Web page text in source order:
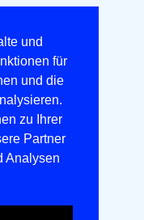
und
für
und die
zu Ihrer
Partner
Analysen